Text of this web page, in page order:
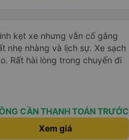
kẹt xe nhưng vẫn cố gắng
nhẹ nhàng và lịch sự. Xe sạch
Rất hài lòng trong chuyến đi
CẦN THANH TOÁN TRƯỚC
Xem giá